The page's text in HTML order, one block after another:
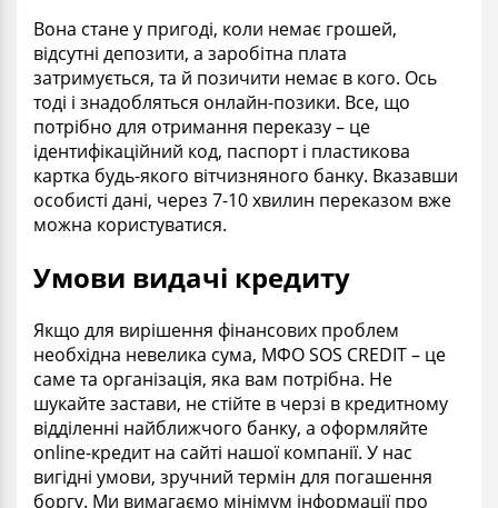
Вона стане у пригоді, коли немає грошей,
відсутні депозити, а заробітна плата
затримується, та й позичити немає в кого. Ось
тоді і знадобляться онлайн-позики. Все, що
потрібно для отримання переказу – це
ідентифікаційний код, паспорт і пластикова
картка будь-якого вітчизняного банку. Вказавши
особисті дані, через 7-10 хвилин переказом вже
можна користуватися.
Умови видачі кредиту
Якщо для вирішення фінансових проблем
необхідна невелика сума, МФО SOS CREDIT – це
саме та організація, яка вам потрібна. Не
шукайте застави, не стійте в черзі в кредитному
відділенні найближчого банку, а оформляйте
online-кредит на сайті нашої компанії. У нас
вигідні умови, зручний термін для погашення
боргу. Ми вимагаємо мінімум інформації про